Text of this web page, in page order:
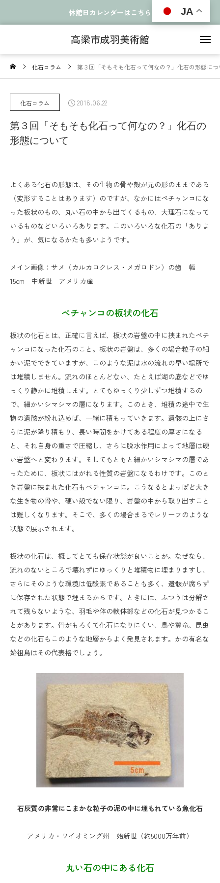
休館日カレンダーはこちら
高梁市成羽美術館
化石コラム 第３回「そもそも化石って何なの？」化石の形態につ
化石コラム 2018.06.22
第３回「そもそも化石って何なの？」化石の
形態について
よくある化石の形態は、その生物の骨や殻が元の形のままである
（変形することはあります）のですが、なかにはペチャンコにな
った板状のもの、丸い石の中から出てくるもの、大理石になって
いるものなどいろいろあります。このいろいろな化石の「ありよ
う」が、気になるかたも多いようです。
メイン画像：サメ（カルカロクレス・メガロドン）の歯 幅
15cm 中新世 アメリカ産
ペチャンコの板状の化石
板状の化石とは、正確に言えば、板状の岩盤の中に挟まれたペチ
ャンコになった化石のこと。板状の岩盤は、多くの場合粒子の細
かい泥でできていますが、このような泥は水の流れの早い場所で
は堆積しません。流れのほとんどない、たとえば湖の底などでゆ
っくり静かに堆積します。とてもゆっくり少しずつ堆積するの
で、細かいシマシマの層になります。このとき、堆積の途中で生
物の遺骸が紛れ込めば、一緒に積もっていきます。遺骸の上にさ
らに泥が降り積もり、長い時間をかけてある程度の厚さになる
と、それ自身の重さで圧縮し、さらに脱水作用によって地層は硬
い岩盤へと変わります。そしてもともと細かいシマシマの層であ
ったために、板状にはがれる性質の岩盤になるわけです。このと
き岩盤に挟まれた化石もペチャンコに。こうなるとよっぽど大き
な生き物の骨や、硬い殻でない限り、岩盤の中から取り出すこと
は難しくなります。そこで、多くの場合まるでレリーフのような
状態で展示されます。
板状の化石は、概してとても保存状態が良いことが。なぜなら、
流れのないところで壊れずにゆっくりと堆積物に埋まりますし、
さらにそのような環境は低酸素であることも多く、遺骸が腐らず
に保存された状態で埋まるからです。ときには、ふつうは分解さ
れて残らないような、羽毛や体の軟体部などの化石が見つかるこ
とがあります。骨がもろくて化石になりにくい、鳥や翼竜、昆虫
などの化石もこのような地層からよく発見されます。かの有名な
始祖鳥はその代表格でしょう。
石灰質の非常にこまかな粒子の泥の中に埋もれている魚化石
アメリカ・ワイオミング州 始新世（約5000万年前）
丸い石の中にある化石
JA